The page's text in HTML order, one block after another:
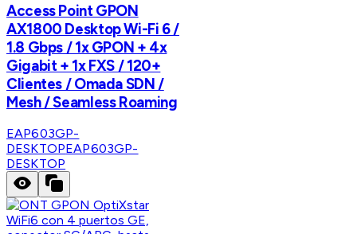
Access Point GPON
AX1800 Desktop Wi-Fi 6 /
1.8 Gbps / 1x GPON + 4x
Gigabit + 1x FXS / 120+
Clientes / Omada SDN /
Mesh / Seamless Roaming
EAP603GP-
DESKTOPEAP603GP-
DESKTOP